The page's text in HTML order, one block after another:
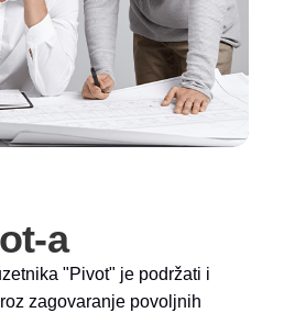
a
"Pivot" je podržati i
zagovaranje povoljnih